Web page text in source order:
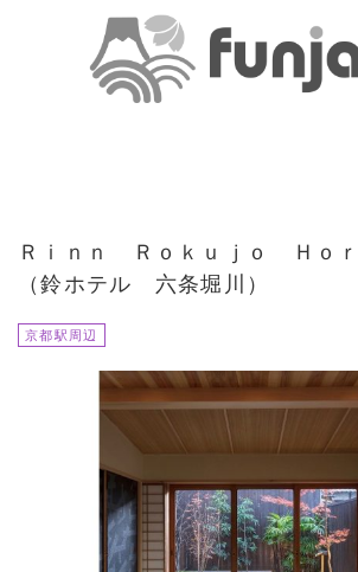
Ｒｉｎｎ Ｒｏｋｕｊｏ Ｈｏｒ
（鈴ホテル 六条堀川）
京都駅周辺